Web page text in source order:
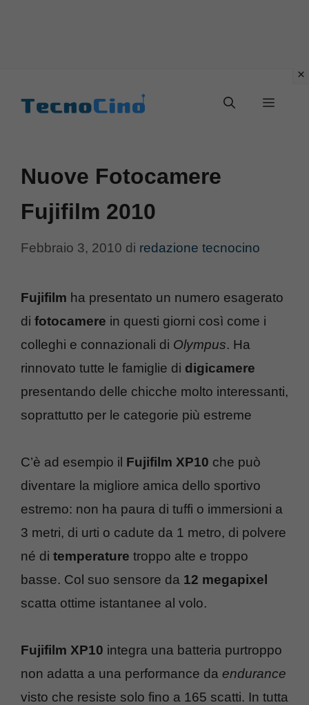
Menu
Nuove Fotocamere
Fujifilm 2010
Febbraio 3, 2010 di redazione tecnocino
Fujifilm ha presentato un numero esagerato
di fotocamere in questi giorni così come i
colleghi e connazionali di Olympus. Ha
rinnovato tutte le famiglie di digicamere
presentando delle chicche molto interessanti,
soprattutto per le categorie più estreme
C’è ad esempio il Fujifilm XP10 che può
diventare la migliore amica dello sportivo
estremo: non ha paura di tuffi o immersioni a
3 metri, di urti o cadute da 1 metro, di polvere
né di temperature troppo alte e troppo
basse. Col suo sensore da 12 megapixel
scatta ottime istantanee al volo.
Fujifilm XP10 integra una batteria purtroppo
non adatta a una performance da endurance
visto che resiste solo fino a 165 scatti. In tutta